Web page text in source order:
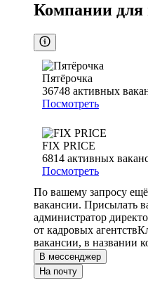
Компании для
Пятёрочка
36748 активных
Посмотреть
FIX PRICE
6814 активных
Посмотреть
По вашему запросу
вакансии. Присылать
администратор
от кадровых агентств
вакансии, в названии
В мессенджер
На почту